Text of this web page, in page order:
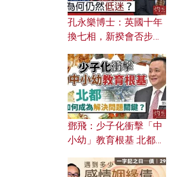
孔永樂博士：英國十年
換七相，新揆會否步前
濟為何仍然低迷？
鄧飛：少子化衝擊「中
小幼」教育根基 北都如